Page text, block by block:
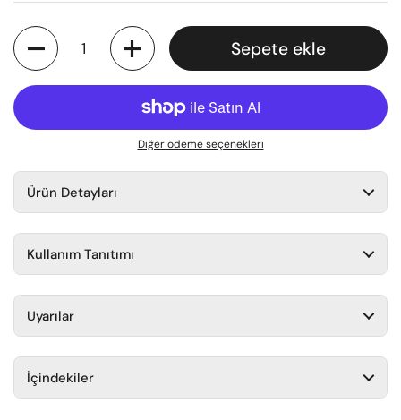
Miktar
Sepete ekle
Diğer ödeme seçenekleri
Ürün Detayları
Kullanım Tanıtımı
Uyarılar
İçindekiler